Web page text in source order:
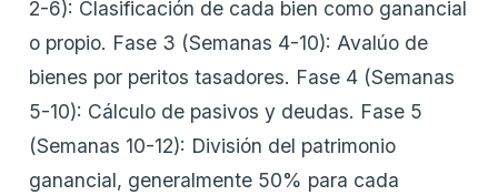
2-6): Clasificación de cada bien como ganancial
o propio. Fase 3 (Semanas 4-10): Avalúo de
bienes por peritos tasadores. Fase 4 (Semanas
5-10): Cálculo de pasivos y deudas. Fase 5
(Semanas 10-12): División del patrimonio
ganancial, generalmente 50% para cada